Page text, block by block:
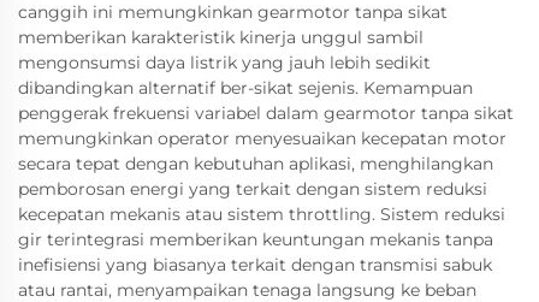
canggih ini memungkinkan gearmotor tanpa sikat
memberikan karakteristik kinerja unggul sambil
mengonsumsi daya listrik yang jauh lebih sedikit
dibandingkan alternatif ber-sikat sejenis. Kemampuan
penggerak frekuensi variabel dalam gearmotor tanpa sikat
memungkinkan operator menyesuaikan kecepatan motor
secara tepat dengan kebutuhan aplikasi, menghilangkan
pemborosan energi yang terkait dengan sistem reduksi
kecepatan mekanis atau sistem throttling. Sistem reduksi
gir terintegrasi memberikan keuntungan mekanis tanpa
inefisiensi yang biasanya terkait dengan transmisi sabuk
atau rantai, menyampaikan tenaga langsung ke beban